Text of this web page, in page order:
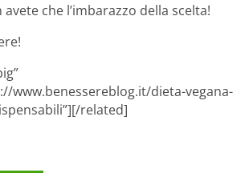
che l’imbarazzo della scelta!
www.benessereblog.it/dieta-vegana-
related]